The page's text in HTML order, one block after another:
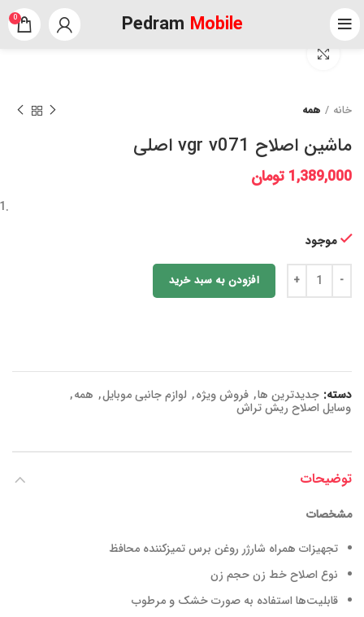
Pedram Mobile
0
خانه همه
ماشین اصلاح vgr v071 اصلی
1,389,000 تومان
موجود
افزودن به سبد خرید
دسته: جدیدترین ها, فروش ویژه, لوازم جانبی موبایل, همه,
وسایل اصلاح ریش تراش
توضیحات
مشخصات
تجهیزات همراه شارژر روغن برس تمیزکننده محافظ
نوع اصلاحخط زنحجم زن
قابلیت‌ها استفاده به صورت خشک و مرطوب